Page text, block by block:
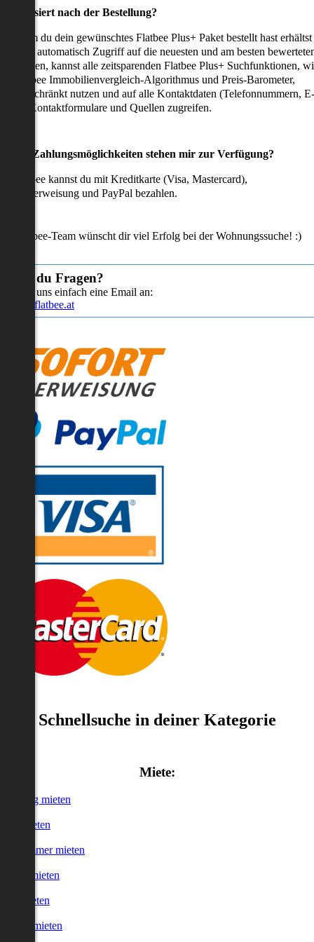
passiert nach der Bestellung?
du dein gewünschtes Flatbee Plus+ Paket bestellt hast erhältst
sofort automatisch Zugriff auf die neuesten und am besten
kannst alle zeitsparenden Flatbee Plus+ Suchfunktionen,
Flatbee Immobilienvergleich-Algorithmus und Preis-Barometer,
nutzen und auf alle Kontaktdaten (Telefonnummern, E-
Kontaktformulare und Quellen zugreifen.
Zahlungsmöglichkeiten stehen mir zur Verfügung?
Flatbee kannst du mit Kreditkarte (Visa, Mastercard),
und PayPal bezahlen.
Flatbee-Team wünscht dir viel Erfolg bei der Wohnungssuche! :)
Hast du Fragen?
Sende uns einfach eine Email an:
info@flatbee.at
Schnellsuche in deiner Kategorie
Miete:
mieten
mieten
Zimmer mieten
mieten
mieten